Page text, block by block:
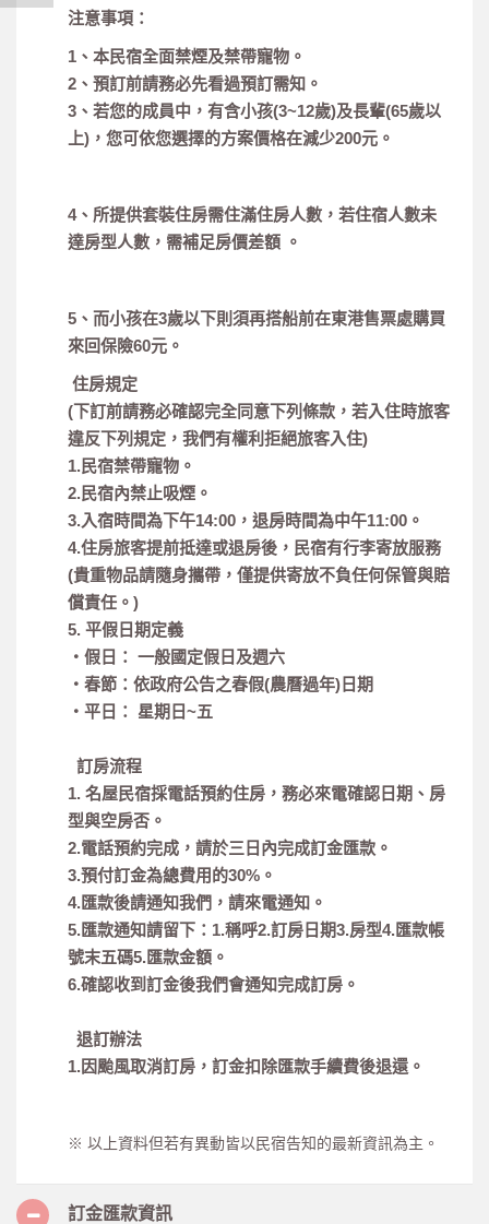
注意事項：
1、本民宿全面禁煙及禁帶寵物。
2、預訂前請務必先看過預訂需知。
3、若您的成員中，有含小孩(3~12歲)及長輩(65歲以
上)，您可依您選擇的方案價格在減少200元。
4、所提供套裝住房需住滿住房人數，若住宿人數未
達房型人數，需補足房價差額 。
5、而小孩在3歲以下則須再搭船前在東港售票處購買
來回保險60元。
住房規定
(下訂前請務必確認完全同意下列條款，若入住時旅客
違反下列規定，我們有權利拒絕旅客入住)
1.民宿禁帶寵物。
2.民宿內禁止吸煙。
3.入宿時間為下午14:00，退房時間為中午11:00。
4.住房旅客提前抵達或退房後，民宿有行李寄放服務
(貴重物品請隨身攜帶，僅提供寄放不負任何保管與賠
償責任。)
5. 平假日期定義
‧假日： 一般國定假日及週六
‧春節：依政府公告之春假(農曆過年)日期
‧平日： 星期日~五
訂房流程
1. 名屋民宿採電話預約住房，務必來電確認日期、房
型與空房否。
2.電話預約完成，請於三日內完成訂金匯款。
3.預付訂金為總費用的30%。
4.匯款後請通知我們，請來電通知。
5.匯款通知請留下：1.稱呼2.訂房日期3.房型4.匯款帳
號末五碼5.匯款金額。
6.確認收到訂金後我們會通知完成訂房。
退訂辦法
1.因颱風取消訂房，訂金扣除匯款手續費後退還。
※ 以上資料但若有異動皆以民宿告知的最新資訊為主。
訂金匯款資訊